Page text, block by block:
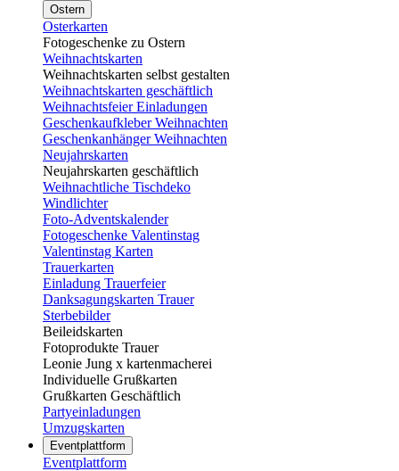
Ostern
Osterkarten
Fotogeschenke zu Ostern
Weihnachtskarten
Weihnachtskarten selbst gestalten
Weihnachtskarten geschäftlich
Weihnachtsfeier Einladungen
Geschenkaufkleber Weihnachten
Geschenkanhänger Weihnachten
Neujahrskarten
Neujahrskarten geschäftlich
Weihnachtliche Tischdeko
Windlichter
Foto-Adventskalender
Fotogeschenke Valentinstag
Valentinstag Karten
Trauerkarten
Einladung Trauerfeier
Danksagungskarten Trauer
Sterbebilder
Beileidskarten
Fotoprodukte Trauer
Leonie Jung x kartenmacherei
Individuelle Grußkarten
Grußkarten Geschäftlich
Partyeinladungen
Umzugskarten
Eventplattform
Eventplattform